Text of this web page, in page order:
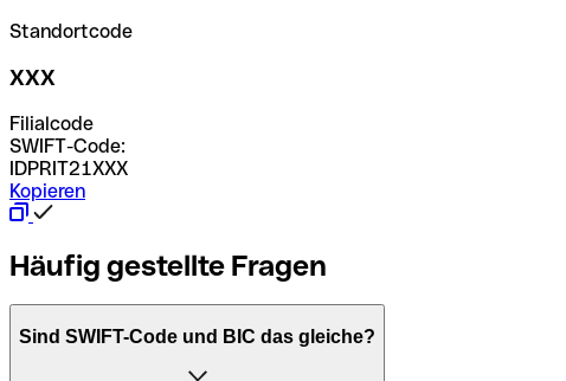
Standortcode
XXX
Filialcode
SWIFT-Code:
IDPRIT21XXX
Kopieren
Häufig gestellte Fragen
Sind SWIFT-Code und BIC das gleiche?